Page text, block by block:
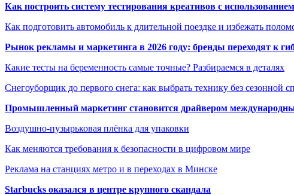
Как построить систему тестирования креативов с
Как подготовить автомобиль к длительной поездке и избежать
Рынок рекламы и маркетинга в 2026 году: бренды переходят к
Какие тесты на беременность самые точные? Разбираемся в деталях
Снегоуборщик до первого снега: как выбрать технику без сезонной
Промышленный маркетинг становится драйвером
Воздушно-пузырьковая плёнка для упаковки
Как меняются требования к безопасности в цифровом мире
Реклама на станциях метро и в переходах в Минске
Starbucks оказался в центре крупного скандала